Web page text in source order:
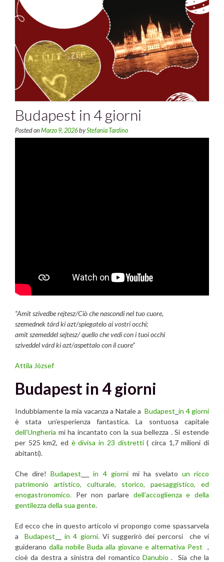
Budapest in 4 giorni
Posted on Marzo 9, 2026byStefania Tardino
“Amit szivedbe rejtesz/Ciò che nascondi nel tuo cuore,
szemednek tárd ki azt/spiegatelo ai vostri occhi;
amit szemeddel sejtesz/quello che vedi con i tuoi occhi
sziveddel várd ki azt/aspettalo con il cuore”
Attila József
Budapest in 4 giorni
Indubbiamente la mia vacanza a Natale a Budapest in 4 giorni
è stata un’esperienza fantastica. La sontuosa capitale
dell’Ungheria mi ha incantato con la sua bellezza . Si estende
per 525 km2, ed è divisa in 23 distretti( circa 1,7 milioni di
abitanti).
Che dire!Budapest in 4 giornimi ha svelato un ricco
patrimonio artistico, culturale, storico, paesaggistico, ed
enogastronomico. Per non parlare dell’accoglienza e della
gentilezza della sua gente.
Ed ecco che in questo articolo vi propongo come spassarvela
aBudapest in 4 giorni.Vi suggerirò dei percorsi che vi
guiderano dalla nobile Buda alla giovane e alternativa Pest ,
cioè da destra a sinistra del romantico Danubio . Sia che la